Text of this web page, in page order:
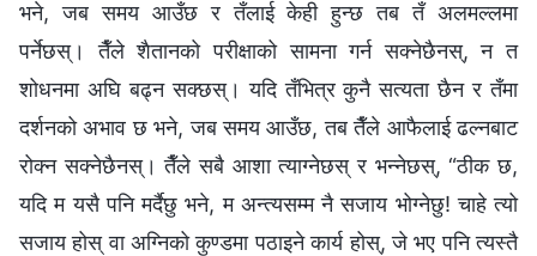
भने, जब समय आउँछ र तँलाई केही हुन्छ तब तँ अलमल्लमा
पर्नेछस्। तैँले शैतानको परीक्षाको सामना गर्न सक्‍नेछैनस्, न त
शोधनमा अघि बढ्न सक्छस्। यदि तँभित्र कुनै सत्यता छैन र तँमा
दर्शनको अभाव छ भने, जब समय आउँछ, तब तैँले आफैलाई ढल्‍नबाट
रोक्न सक्‍नेछैनस्। तैँले सबै आशा त्याग्‍नेछस् र भन्‍नेछस्, “ठीक छ,
यदि म यसै पनि मर्दैछु भने, म अन्त्यसम्म नै सजाय भोग्‍नेछु! चाहे त्यो
सजाय होस् वा अग्निको कुण्डमा पठाइने कार्य होस्, जे भए पनि त्यस्तै